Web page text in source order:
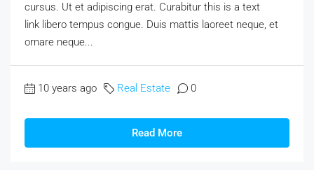
cursus. Ut et adipiscing erat. Curabitur this is a text
link libero tempus congue. Duis mattis laoreet neque, et
ornare neque...
10 years ago Real Estate 0
Read More